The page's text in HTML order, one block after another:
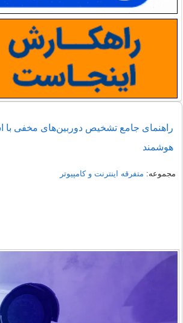
راهنمای جامع تشخیص دوربین‌های مخفی با
هوشمند
مجموعه: متفرقه اينترنت و كامپيوتر